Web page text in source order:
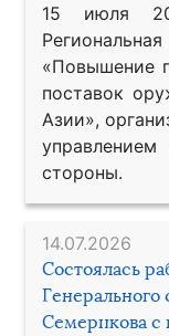
15 июля
«Повышение
поставок
Азии»,
стороны.
14.07.2026
Состоялась
Семерикова с